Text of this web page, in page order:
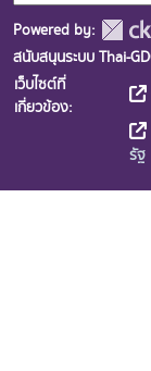
Powered by:
สนับสนุนระบบ Thai-
เว็บไซต์ที่
เกี่ยวข้อง:
รัฐ